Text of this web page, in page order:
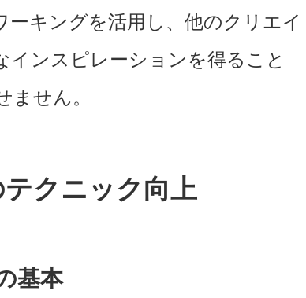
キングを活用し、他のクリエイ
インスピレーションを得ること
ません。
クニック向上
基本